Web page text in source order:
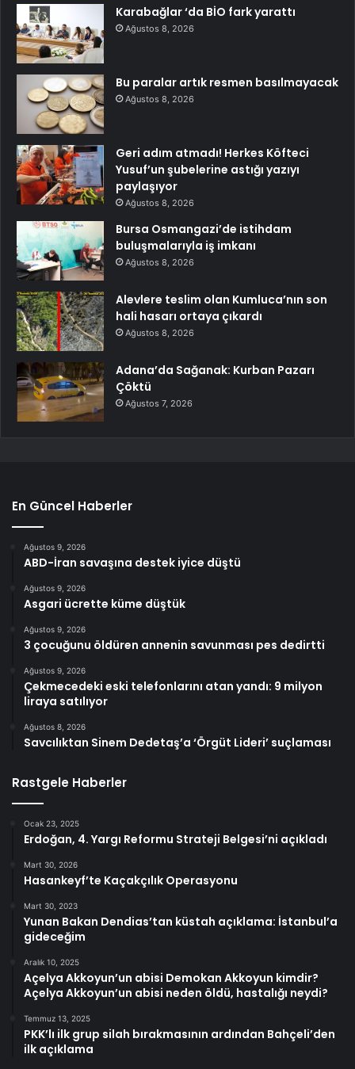
Karabağlar ‘da BİO fark yarattı
Ağustos 8, 2026
Bu paralar artık resmen basılmayacak
Ağustos 8, 2026
Geri adım atmadı! Herkes Köfteci
Yusuf’un şubelerine astığı yazıyı
paylaşıyor
Ağustos 8, 2026
Bursa Osmangazi’de istihdam
buluşmalarıyla iş imkanı
Ağustos 8, 2026
Alevlere teslim olan Kumluca’nın son
hali hasarı ortaya çıkardı
Ağustos 8, 2026
Adana’da Sağanak: Kurban Pazarı
Çöktü
Ağustos 7, 2026
En Güncel Haberler
Ağustos 9, 2026
ABD-İran savaşına destek iyice düştü
Ağustos 9, 2026
Asgari ücrette küme düştük
Ağustos 9, 2026
3 çocuğunu öldüren annenin savunması pes dedirtti
Ağustos 9, 2026
Çekmecedeki eski telefonlarını atan yandı: 9 milyon
liraya satılıyor
Ağustos 8, 2026
Savcılıktan Sinem Dedetaş’a ‘Örgüt Lideri’ suçlaması
Rastgele Haberler
Ocak 23, 2025
Erdoğan, 4. Yargı Reformu Strateji Belgesi’ni açıkladı
Mart 30, 2026
Hasankeyf’te Kaçakçılık Operasyonu
Mart 30, 2023
Yunan Bakan Dendias’tan küstah açıklama: İstanbul’a
gideceğim
Aralık 10, 2025
Açelya Akkoyun’un abisi Demokan Akkoyun kimdir?
Açelya Akkoyun’un abisi neden öldü, hastalığı neydi?
Temmuz 13, 2025
PKK’lı ilk grup silah bırakmasının ardından Bahçeli’den
ilk açıklama